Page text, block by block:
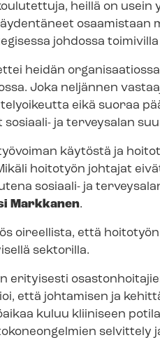
heillä on
osaamistaan
johdossa
heidän
Joka neljännen
eikä suoraa
ja terveysalan
käytöstä ja
hoitotyön johtajat
sosiaali- ja
Markkanen.
oireellista, että
sektorilla.
erityisesti
että johtamisen ja
kuluu kliiniseen
selvittely